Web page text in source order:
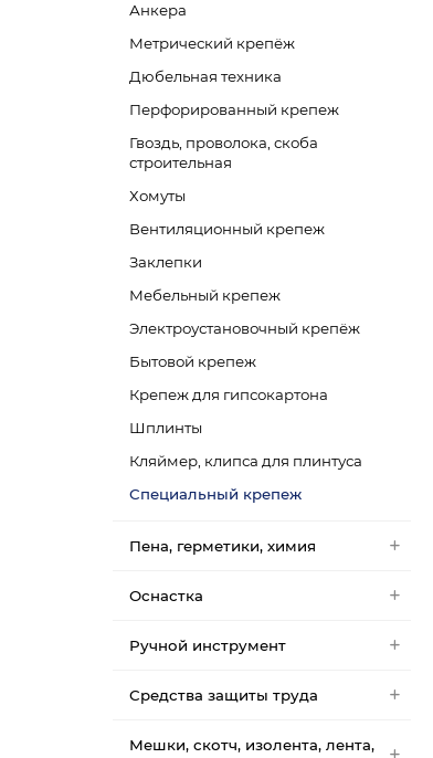
Анкера
Метрический крепёж
Дюбельная техника
Перфорированный крепеж
Гвоздь, проволока, скоба
строительная
Хомуты
Вентиляционный крепеж
Заклепки
Мебельный крепеж
Электроустановочный крепёж
Бытовой крепеж
Крепеж для гипсокартона
Шплинты
Кляймер, клипса для плинтуса
Специальный крепеж
Пена, герметики, химия
Оснастка
Ручной инструмент
Средства защиты труда
Мешки, скотч, изолента, лента,